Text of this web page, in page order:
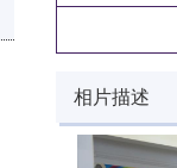
相片描述